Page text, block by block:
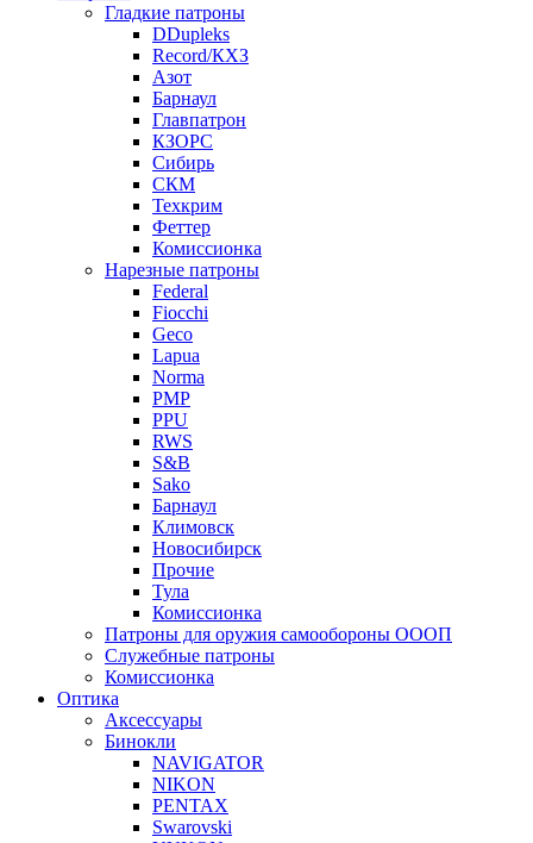
Гладкие патроны
DDupleks
Record/КХЗ
Азот
Барнаул
Главпатрон
КЗОРС
Сибирь
СКМ
Техкрим
Феттер
Комиссионка
Нарезные патроны
Federal
Fiocchi
Geco
Lapua
Norma
PMP
PPU
RWS
S&B
Sako
Барнаул
Климовск
Новосибирск
Прочие
Тула
Комиссионка
Патроны для оружия самообороны ОООП
Служебные патроны
Комиссионка
Оптика
Аксессуары
Бинокли
NAVIGATOR
NIKON
PENTAX
Swarovski